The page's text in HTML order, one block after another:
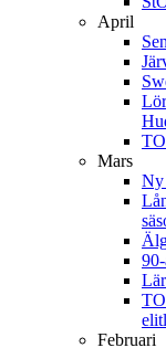
April
Mars
Ny
Februari